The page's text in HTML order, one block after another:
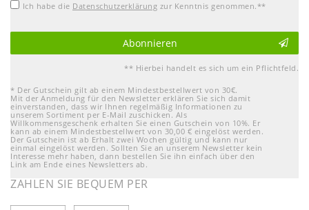
Ich habe die Daten­schutz­erklärung zur Kenntnis genommen.**
Abonnieren
** Hierbei handelt es sich um ein Pflichtfeld.
* Der Gutschein gilt ab einem Mindestbestellwert von 30€.
Mit der Anmeldung für den Newsletter erklären Sie sich damit
einverstanden, dass wir Ihnen regelmäßig Informationen zu
unserem Sortiment per E-Mail zuschicken. Als
Willkommensgeschenk erhalten Sie einen Gutschein von 10%. Er
kann ab einem Mindestbestellwert von 30,00 € eingelöst werden.
Der Gutschein ist ab Erhalt zwei Wochen gültig und kann nur
einmal eingelöst werden. Sollten Sie an unserem Newsletter kein
Interesse mehr haben, dann bestellen Sie ihn einfach über den
Link am Ende eines Newsletters ab.
ZAHLEN SIE BEQUEM PER